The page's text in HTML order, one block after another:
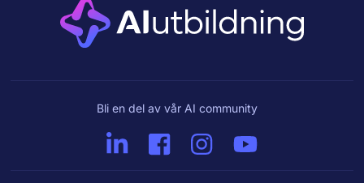
Bli en del av vår AI community